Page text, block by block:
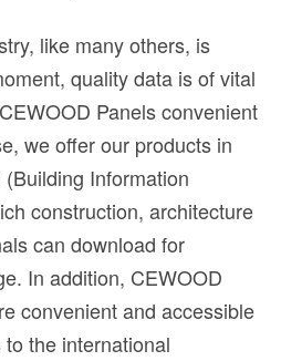
like many others, is
quality data is of vital
Panels convenient
we offer our products in
Information
construction, architecture
can download for
In addition, CEWOOD
convenient and accessible
the international